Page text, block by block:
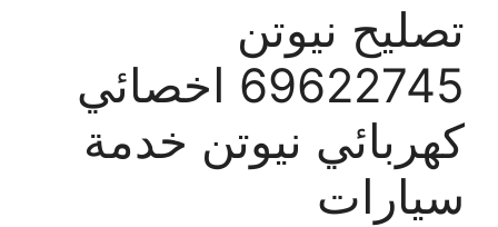
تصليح نيوتن
69622745 اخصائي
كهربائي نيوتن خدمة
سيارات